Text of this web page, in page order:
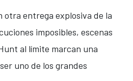
otra entrega explosiva de la
imposibles, escenas
al límite marcan una
uno de los grandes